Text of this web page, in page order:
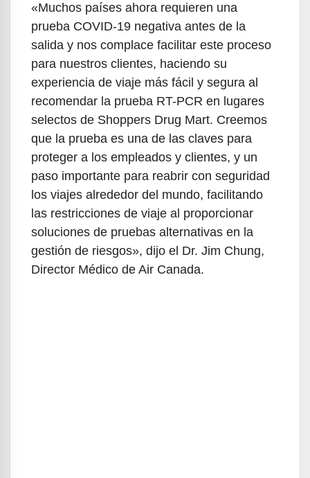
«Muchos países ahora requieren una
prueba COVID-19 negativa antes de la
salida y nos complace facilitar este proceso
para nuestros clientes, haciendo su
experiencia de viaje más fácil y segura al
recomendar la prueba RT-PCR en lugares
selectos de Shoppers Drug Mart. Creemos
que la prueba es una de las claves para
proteger a los empleados y clientes, y un
paso importante para reabrir con seguridad
los viajes alrededor del mundo, facilitando
las restricciones de viaje al proporcionar
soluciones de pruebas alternativas en la
gestión de riesgos», dijo el Dr. Jim Chung,
Director Médico de Air Canada.